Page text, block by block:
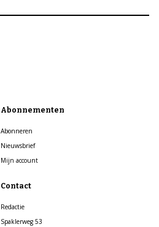
Abonnementen
Abonneren
Nieuwsbrief
Mijn account
Contact
Redactie
Spaklerweg 53